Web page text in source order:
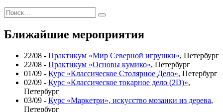
Искать:
Поиск
Ближайшие мероприятия
22/08 - Практикум «Мир Северной игрушки», Петербург
22/08 - Практикум «Основы кумико», Петербург
01/09 - Курс «Классическое Столярное Дело», Петербург
02/09 - Курс «Классическое токарное дело (2D)»,
Петербург
03/09 - Курс «Маркетри», искусство мозаики из дерева,
Петербург